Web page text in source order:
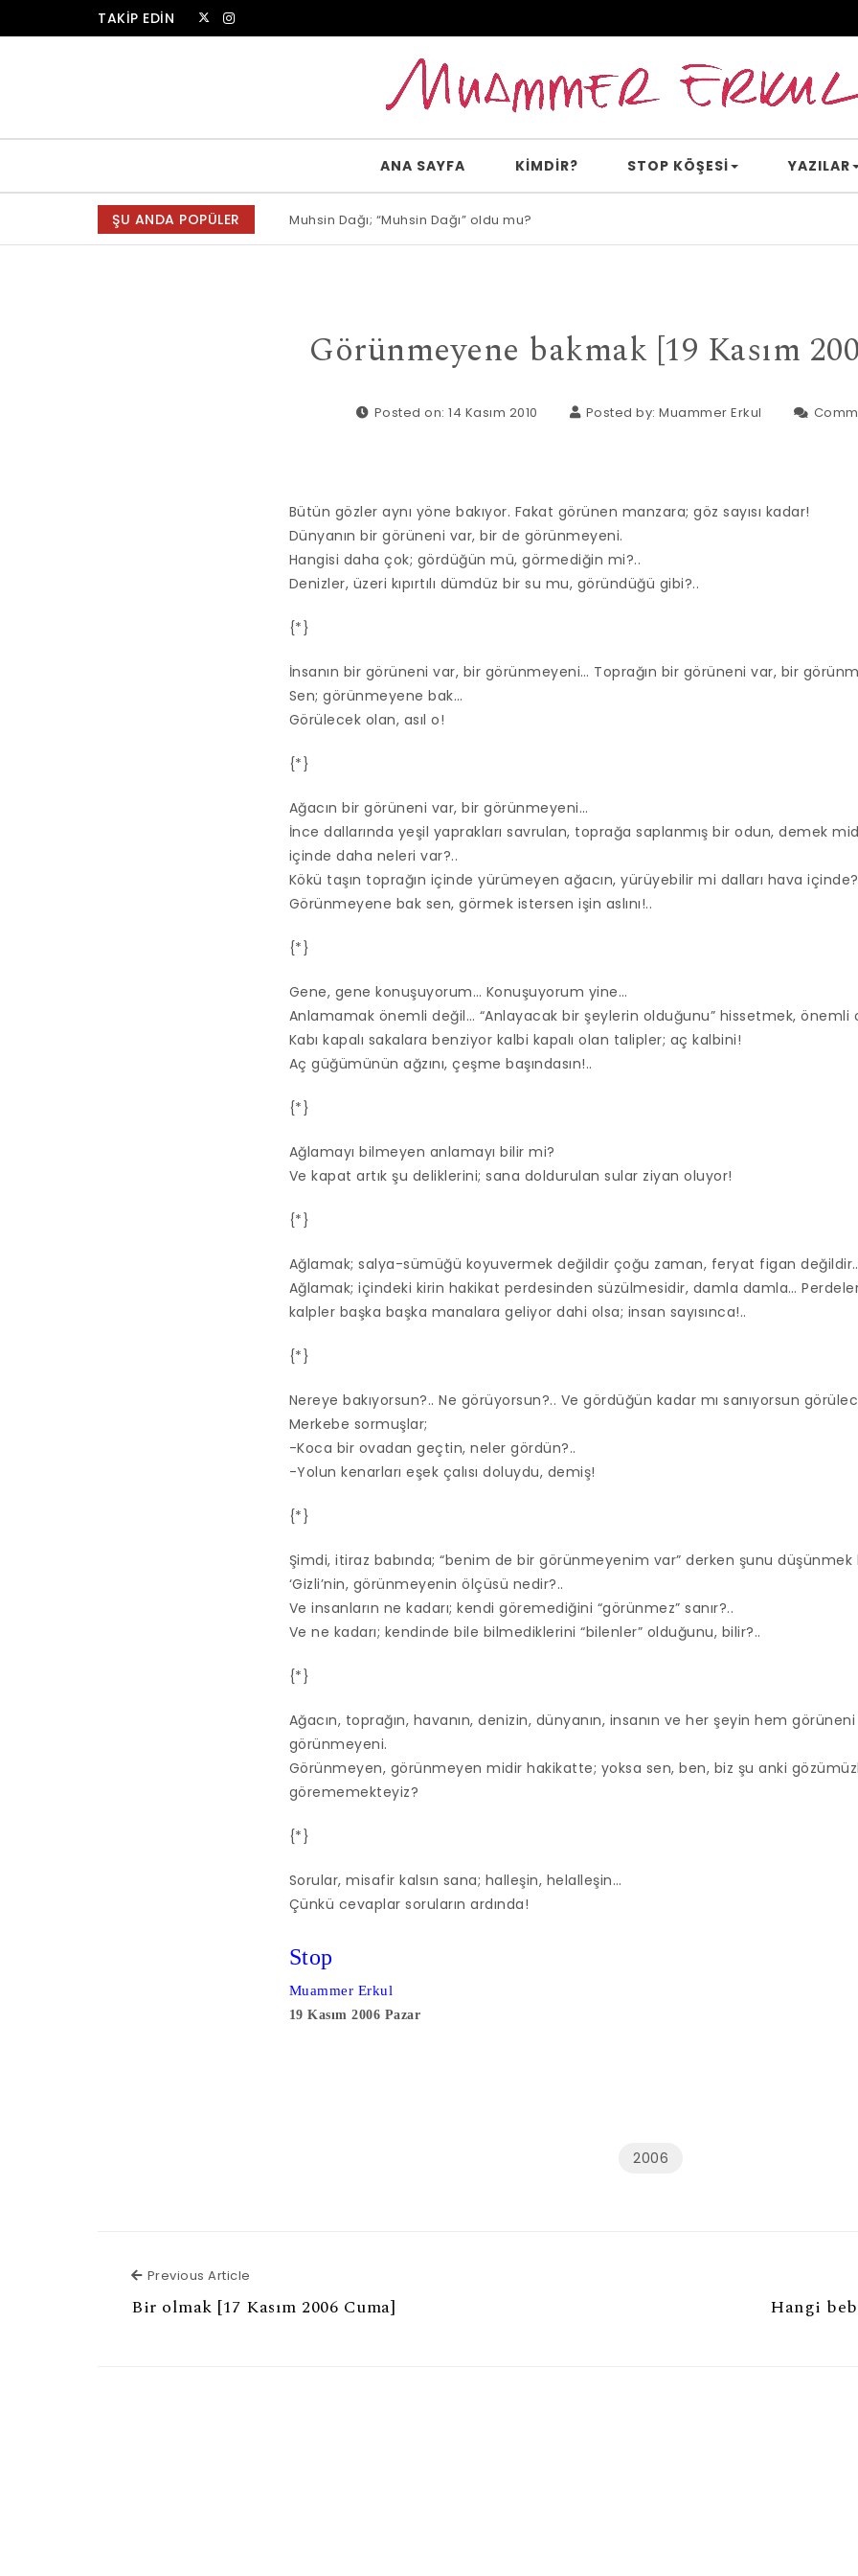
Skip to contentTAKİP EDİN
ANA SAYFA KİMDİR? STOP KÖŞESI YAZILAR
ŞU ANDA POPÜLER Muhsin Dağı; “Muhsin Dağı” oldu mu?
Allah bir, dese sözüne inanır mısın?
Görünmeyene bakmak [19 Kasım
Posted on: 14 Kasım 2010 Posted by: Muammer Erkul
Bütün gözler aynı yöne bakıyor. Fakat görünen manzara; göz sayısı kadar!
Dünyanın bir görüneni var, bir de görünmeyeni.
Hangisi daha çok; gördüğün mü, görmediğin mi?..
Denizler, üzeri kıpırtılı dümdüz bir su mu, göründüğü gibi?..
{*}
İnsanın bir görüneni var, bir görünmeyeni… Toprağın bir görüneni var, bir
Sen; görünmeyene bak…
Görülecek olan, asıl o!
{*}
Ağacın bir görüneni var, bir görünmeyeni…
İnce dallarında yeşil yaprakları savrulan, toprağa saplanmış bir odun, demek
içinde daha neleri var?..
Kökü taşın toprağın içinde yürümeyen ağacın, yürüyebilir mi dalları hava
Görünmeyene bak sen, görmek istersen işin aslını!..
{*}
Gene, gene konuşuyorum… Konuşuyorum yine…
Anlamamak önemli değil… “Anlayacak bir şeylerin olduğunu” hissetmek, önemli
Kabı kapalı sakalara benziyor kalbi kapalı olan talipler; aç kalbini!
Aç güğümünün ağzını, çeşme başındasın!..
{*}
Ağlamayı bilmeyen anlamayı bilir mi?
Ve kapat artık şu deliklerini; sana doldurulan sular ziyan oluyor!
{*}
Ağlamak; salya-sümüğü koyuvermek değildir çoğu zaman, feryat figan
Ağlamak; içindeki kirin hakikat perdesinden süzülmesidir, damla damla…
kalpler başka başka manalara geliyor dahi olsa; insan sayısınca!..
{*}
Nereye bakıyorsun?.. Ne görüyorsun?.. Ve gördüğün kadar mı sanıyorsun
Merkebe sormuşlar;
-Koca bir ovadan geçtin, neler gördün?..
-Yolun kenarları eşek çalısı doluydu, demiş!
{*}
Şimdi, itiraz babında; “benim de bir görünmeyenim var” derken şunu düşünmek
‘Gizli’nin, görünmeyenin ölçüsü nedir?..
Ve insanların ne kadarı; kendi göremediğini “görünmez” sanır?..
Ve ne kadarı; kendinde bile bilmediklerini “bilenler” olduğunu, bilir?..
{*}
Ağacın, toprağın, havanın, denizin, dünyanın, insanın ve her şeyin hem
görünmeyeni.
Görünmeyen, görünmeyen midir hakikatte; yoksa sen, ben, biz şu anki
görememekteyiz?
{*}
Sorular, misafir kalsın sana; halleşin, helalleşin…
Çünkü cevaplar soruların ardında!
Stop
Muammer Erkul
19 Kasım 2006 Pazar
2006
Previous Article
Bir olmak [17 Kasım 2006 Cuma] Hangi